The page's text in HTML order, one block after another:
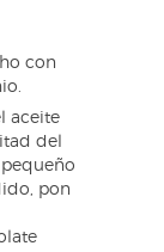
con
aceite
del
pon